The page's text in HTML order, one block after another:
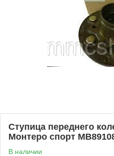
Ступица переднего
Монтеро спорт
В наличии